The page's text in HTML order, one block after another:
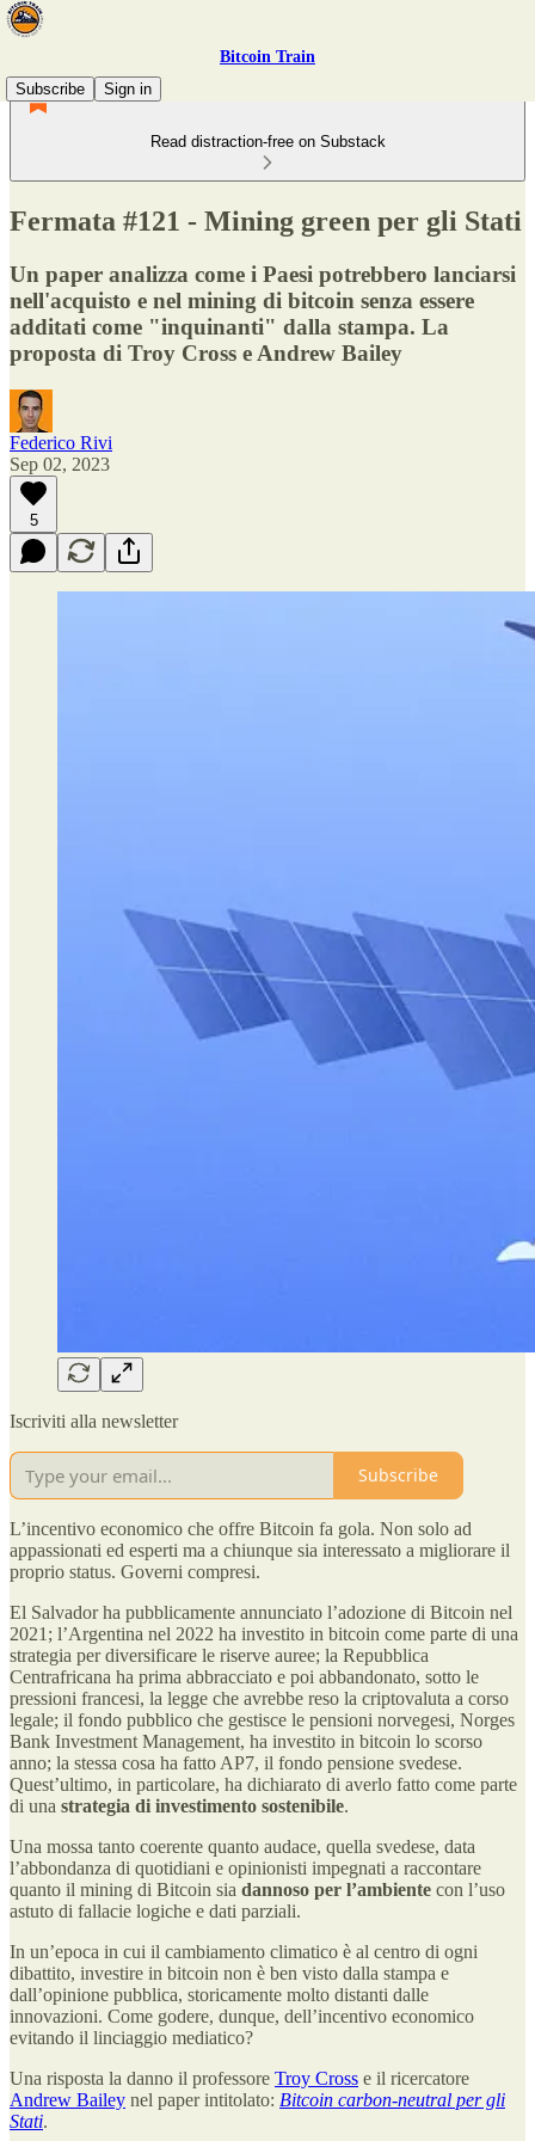
Bitcoin Train
Subscribe
Sign in
Read distraction-free on Substack
Fermata #121 - Mining green per gli Stati
Un paper analizza come i Paesi potrebbero lanciarsi
nell'acquisto e nel mining di bitcoin senza essere
additati come "inquinanti" dalla stampa. La
proposta di Troy Cross e Andrew Bailey
Federico Rivi
Sep 02, 2023
5
Iscriviti alla newsletter
Subscribe
L’incentivo economico che offre Bitcoin fa gola. Non solo ad
appassionati ed esperti ma a chiunque sia interessato a migliorare il
proprio status. Governi compresi.
El Salvador ha pubblicamente annunciato l’adozione di Bitcoin nel
2021; l’Argentina nel 2022 ha investito in bitcoin come parte di una
strategia per diversificare le riserve auree; la Repubblica
Centrafricana ha prima abbracciato e poi abbandonato, sotto le
pressioni francesi, la legge che avrebbe reso la criptovaluta a corso
legale; il fondo pubblico che gestisce le pensioni norvegesi, Norges
Bank Investment Management, ha investito in bitcoin lo scorso
anno; la stessa cosa ha fatto AP7, il fondo pensione svedese.
Quest’ultimo, in particolare, ha dichiarato di averlo fatto come parte
di una strategia di investimento sostenibile.
Una mossa tanto coerente quanto audace, quella svedese, data
l’abbondanza di quotidiani e opinionisti impegnati a raccontare
quanto il mining di Bitcoin sia dannoso per l’ambiente con l’uso
astuto di fallacie logiche e dati parziali.
In un’epoca in cui il cambiamento climatico è al centro di ogni
dibattito, investire in bitcoin non è ben visto dalla stampa e
dall’opinione pubblica, storicamente molto distanti dalle
innovazioni. Come godere, dunque, dell’incentivo economico
evitando il linciaggio mediatico?
Una risposta la danno il professore Troy Cross e il ricercatore
Andrew Bailey nel paper intitolato: Bitcoin carbon-neutral per gli
Stati.